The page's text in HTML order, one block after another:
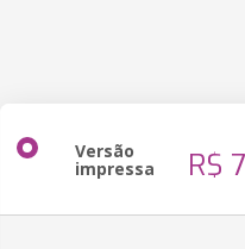
Versão
impressa R$